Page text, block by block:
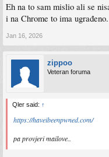
Eh na to sam mislio ali se
i na Chrome to ima ugrađeno.
Jan 16, 2026
zippoo
Veteran foruma
Qler said: ↑
https://haveibeenpwned.com/
pa provjeri mailove..